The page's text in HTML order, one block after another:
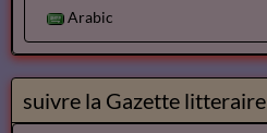
Arabic
suivre la Gazette litteraire